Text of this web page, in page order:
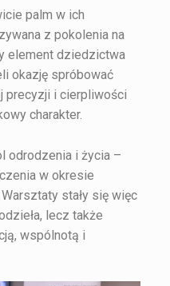
palm w ich
z pokolenia na
element dziedzictwa
okazję spróbować
precyzji i cierpliwości
charakter.
odrodzenia i życia –
w okresie
stały się więc
lecz także
wspólnotą i